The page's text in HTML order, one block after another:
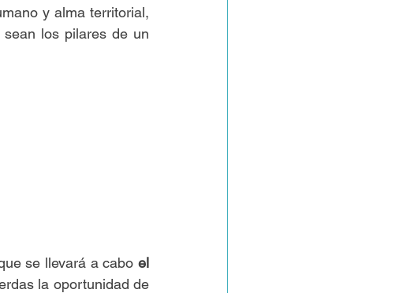
y alma territorial,
se llevará a cabo el
la oportunidad de